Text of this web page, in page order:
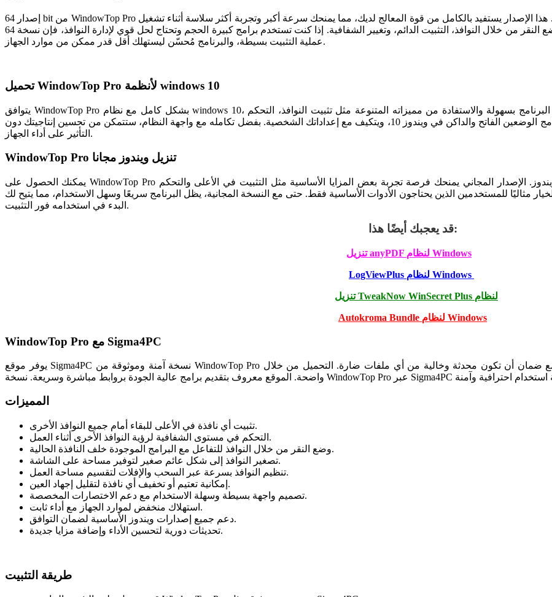
إصدار 64 bit من WindowTop Pro مخصص لمن يبحثون عن أفضل أداء وتوافق مع أنظمة ويندوز الحديثة. هذا الإصدار يستفيد بالكامل من قوة المعالج لديك، مما يمنحك سرعة أكبر وتجربة أكثر سلاسة أثناء تشغيل
المهام الثقيلة. يوفر جميع المزايا المتقدمة مثل وضع النقر من خلال النوافذ، التثبيت الدائم، وتغيير الشفافية. إذا كنت تستخدم برامج كبيرة الحجم وتحتاج لحل قوي لإدارة النوافذ، فإن نسخة 64 bit هي الأنسب لك.
عملية التثبيت بسيطة، والبرنامج مُحسّن ليستهلك أقل قدر ممكن من موارد الجهاز.
تحميل WindowTop Pro لأنظمة windows 10
يتوافق WindowTop Pro بشكل كامل مع نظام windows 10، مما يضمن تجربة استخدام سلسة دون مشاكل توافق. يمكنك تثبيت البرنامج بسهولة والاستفادة من مميزاته المتنوعة مثل تثبيت النوافذ، التحكم
بالشفافية، وتصغير التطبيقات لمتابعة العمل بشكل مريح. يدعم البرنامج الوضعين الفاتح والداكن في ويندوز 10، ويتكيف مع إعداداتك الشخصية. بفضل تكامله مع واجهة النظام، ستتمكن من تحسين إنتاجيتك دون
التأثير على أداء الجهاز.
WindowTop Pro تنزيل ويندوز مجانا
يمكنك الحصول على WindowTop Pro من خلال منصات موثوقة توفر خيار التحميل المجاني لمستخدمي ويندوز. الإصدار المجاني يمنحك فرصة تجربة بعض المزايا الأساسية مثل التثبيت في الأعلى والتحكم
مثاليًا للمستخدمين الذين يحتاجون الأدوات الأساسية فقط. حتى مع النسخة المجانية، يظل البرنامج سريعًا وسهل الاستخدام، مما يتيح لك
البدء في استخدامه فور التثبيت.
قد يعجبك أيضًا هذا:
تنزيل anyPDF لنظام Windows
LogViewPlus لنظام Windows
تنزيل TweakNow WinSecret Plus لنظام
Autokroma Bundle لنظام Windows
WindowTop Pro مع Sigma4PC
يوفر موقع Sigma4PC نسخة آمنة وموثوقة من WindowTop Pro مع ضمان أن تكون محدثة وخالية من أي ملفات ضارة. التحميل من خلال Sigma4PC يمنحك راحة البال بفضل روابط موثقة وتعليمات تثبيت
المميزات
تثبيت أي نافذة في الأعلى للبقاء أمام جميع النوافذ الأخرى.
التحكم في مستوى الشفافية لرؤية النوافذ الأخرى أثناء العمل.
وضع النقر من خلال النوافذ للتفاعل مع البرامج الموجودة خلف النافذة الحالية.
تصغير النوافذ إلى شكل عائم صغير لتوفير مساحة على الشاشة.
تنظيم النوافذ بسرعة عبر السحب والإفلات لتقسيم مساحة العمل.
إمكانية تعتيم أو تخفيف أي نافذة لتقليل إجهاد العين.
تصميم واجهة بسيطة وسهلة الاستخدام مع دعم الاختصارات المخصصة.
استهلاك منخفض لموارد الجهاز مع أداء ثابت.
دعم جميع إصدارات ويندوز الأساسية لضمان التوافق.
تحديثات دورية لتحسين الأداء وإضافة مزايا جديدة.
طريقة التثبيت